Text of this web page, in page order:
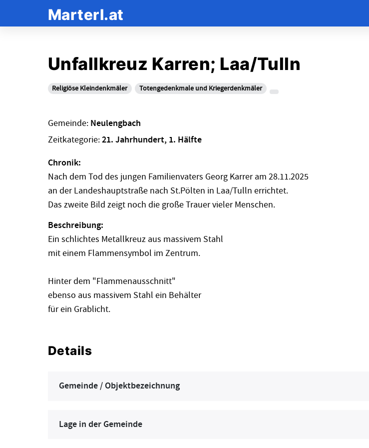
Marterl.at
Unfallkreuz Karren; Laa/Tulln
Religiöse Kleindenkmäler Totengedenkmale und Kriegerdenkmäler
Gemeinde: Neulengbach
Zeitkategorie:21. Jahrhundert, 1. Hälfte
Chronik:
Nach dem Tod des jungen Familienvaters Georg Karrer am 28.11.2025
an der Landeshauptstraße nach St.Pölten in Laa/Tulln errichtet.
Das zweite Bild zeigt noch die große Trauer vieler Menschen.
Beschreibung:
Ein schlichtes Metallkreuz aus massivem Stahl
mit einem Flammensymbol im Zentrum.
Hinter dem "Flammenausschnitt"
ebenso aus massivem Stahl ein Behälter
für ein Grablicht.
Details
Gemeinde / Objektbezeichnung
Lage in der Gemeinde